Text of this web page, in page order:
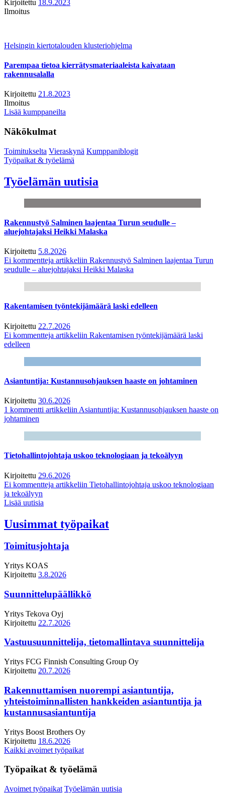
Kirjoitettu 18.9.2023
Ilmoitus
Helsingin kiertotalouden klusteriohjelma
Parempaa tietoa kierrätysmateriaaleista kaivataan
rakennusalalla
Kirjoitettu 21.8.2023
Ilmoitus
Lisää kumppaneilta
Näkökulmat
Toimitukselta Vieraskynä Kumppaniblogit
Työpaikat & työelämä
Työelämän uutisia
Rakennustyö Salminen laajentaa Turun seudulle –
aluejohtajaksi Heikki Malaska
Kirjoitettu 5.8.2026
Ei kommentteja artikkeliin Rakennustyö Salminen laajentaa Turun
seudulle – aluejohtajaksi Heikki Malaska
Rakentamisen työntekijämäärä laski edelleen
Kirjoitettu 22.7.2026
Ei kommentteja artikkeliin Rakentamisen työntekijämäärä laski
edelleen
Asiantuntija: Kustannusohjauksen haaste on johtaminen
Kirjoitettu 30.6.2026
1 kommentti artikkeliin Asiantuntija: Kustannusohjauksen haaste on
johtaminen
Tietohallintojohtaja uskoo teknologiaan ja tekoälyyn
Kirjoitettu 29.6.2026
Ei kommentteja artikkeliin Tietohallintojohtaja uskoo teknologiaan
ja tekoälyyn
Lisää uutisia
Uusimmat työpaikat
Toimitusjohtaja
Yritys KOAS
Kirjoitettu 3.8.2026
Suunnittelupäällikkö
Yritys Tekova Oyj
Kirjoitettu 22.7.2026
Vastuusuunnittelija, tietomallintava suunnittelija
Yritys FCG Finnish Consulting Group Oy
Kirjoitettu 20.7.2026
Rakennuttamisen nuorempi asiantuntija,
yhteistoiminnallisten hankkeiden asiantuntija ja
kustannusasiantuntija
Yritys Boost Brothers Oy
Kirjoitettu 18.6.2026
Kaikki avoimet työpaikat
Työpaikat & työelämä
Avoimet työpaikat Työelämän uutisia